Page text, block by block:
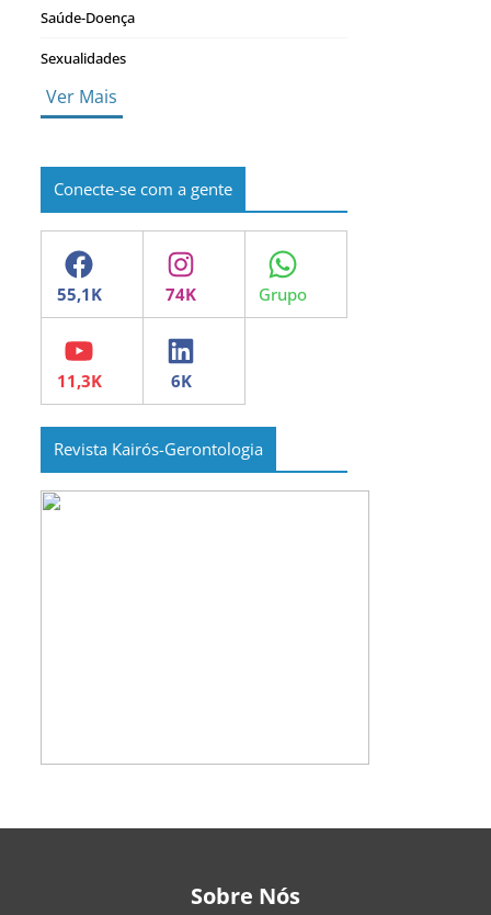
Saúde-Doença
Sexualidades
Ver Mais
Conecte-se com a gente
Facebook Instagram WhatsApp
YouTube LinkedIn
Revista Kairós-Gerontologia
Sobre Nós